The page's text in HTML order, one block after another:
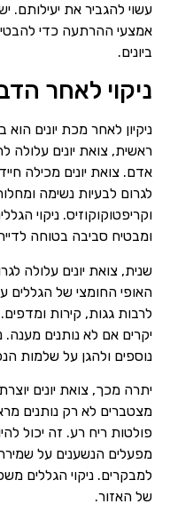
עשוי להגביר את
אמצעי ההרתעה כדי
ביונים.
ניקוי לאחר
ניקיון לאחר מכת יונים
ראשית, צואת יונים עלולה
אדם. צואת יונים מכילה
לגרום לבעיות נשימה
וקריפטוקוקוזיס. ניקוי
ומבטיח סביבה בטוחה
שנית, צואת יונים עלולה
האופי החומצי של הגללים
לרבות גגות, קירות
יקרים אם לא נותנים מענה.
נוספים ולהגן על שלמות
יתרה מכך, צואת יונים
מצטברים לא רק נותנים
פולטות ריח רע. זה יכול
מפעלים הנשענים על שמירה
למבקרים. ניקוי הגללים
של האזור.